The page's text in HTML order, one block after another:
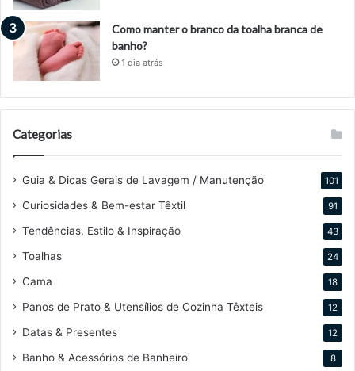
Como manter o branco da toalha branca de
banho?
1 dia atrás
Categorias
Guia & Dicas Gerais de Lavagem / Manutenção 101
Curiosidades & Bem-estar Têxtil 91
Tendências, Estilo & Inspiração 43
Toalhas 24
Cama 18
Panos de Prato & Utensílios de Cozinha Têxteis 12
Datas & Presentes 12
Banho & Acessórios de Banheiro 8